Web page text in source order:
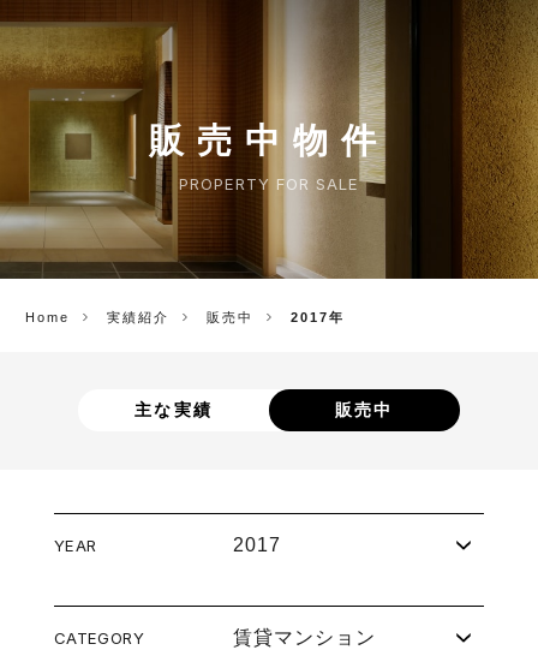
CORP.
販売中物件
PROPERTY FOR SALE
主な実績 販売中
Home 実績紹介 販売中 2017年
YEAR 2017
CATEGORY 賃貸マンション